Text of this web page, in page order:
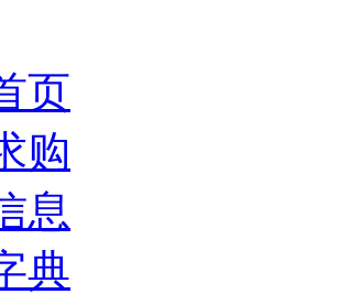
页
购
息
典